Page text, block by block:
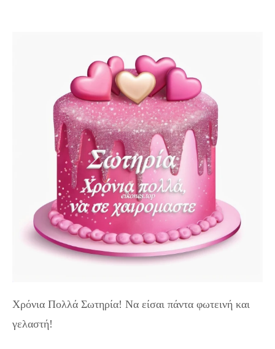
Χρόνια Πολλά Σωτηρία! Να είσαι πάντα φωτεινή και
γελαστή!